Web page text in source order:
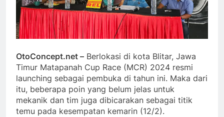
OtoConcept.net – Berlokasi di kota Blitar, Jawa
Timur Matapanah Cup Race (MCR) 2024 resmi
launching sebagai pembuka di tahun ini. Maka dari
itu, beberapa poin yang belum jelas untuk
mekanik dan tim juga dibicarakan sebagai titik
temu pada kesempatan kemarin (12/2).